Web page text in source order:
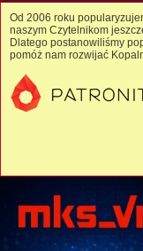
Od 2006 roku
naszym Czytelnikom
Dlatego postanowiliśmy
pomóż nam rozwijać